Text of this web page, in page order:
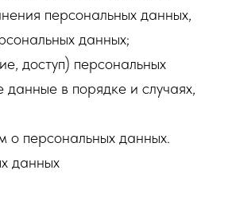
персональных данных,
данных;
доступ) персональных
в порядке и случаях,
о персональных данных.
данных